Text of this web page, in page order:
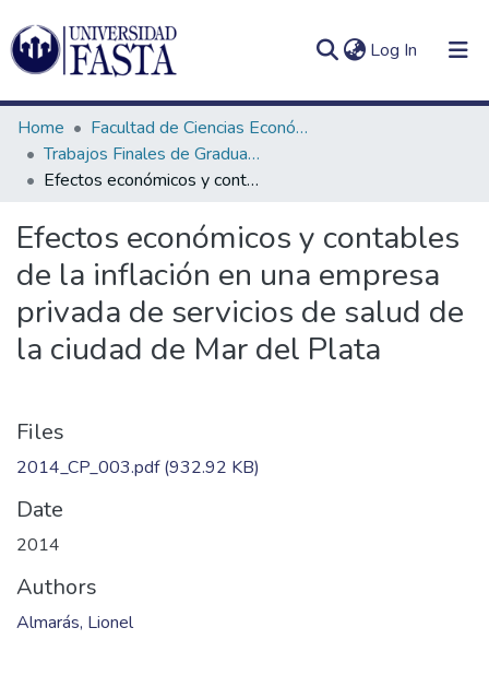
Log In (current)
Communities
&
Collections
All of DSpace
In(current)
Home
Facultad de Ciencias Económicas
Trabajos Finales de Graduación de Contador Público
Efectos económicos y contables de la inflación en una empresa privada de servicios de salud de la ciudad de Mar del Plata
Efectos económicos y contables
de la inflación en una empresa
privada de servicios de salud de
la ciudad de Mar del Plata
Files
2014_CP_003.pdf(932.92 KB)
Date
2014
Authors
Almarás, Lionel